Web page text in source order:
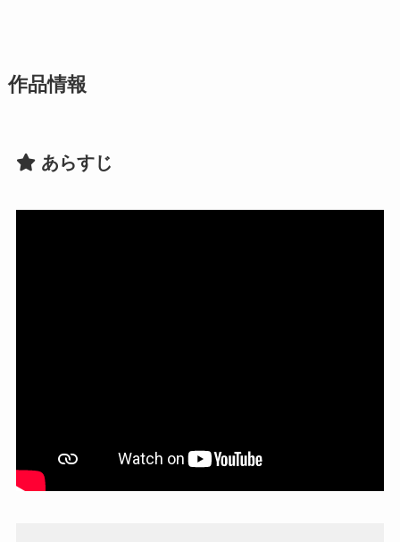
作品情報
あらすじ